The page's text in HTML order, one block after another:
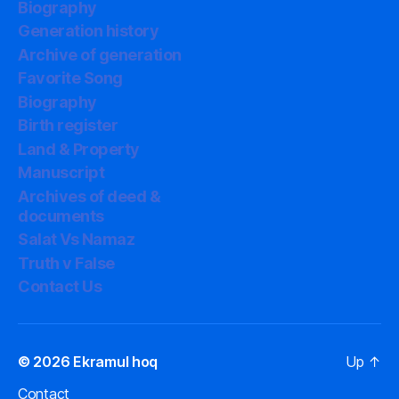
Biography
Generation history
Archive of generation
Favorite Song
Biography
Birth register
Land & Property
Manuscript
Archives of deed &
documents
Salat Vs Namaz
Truth v False
Contact Us
© 2026 Ekramul hoq
Contact
Up ↑